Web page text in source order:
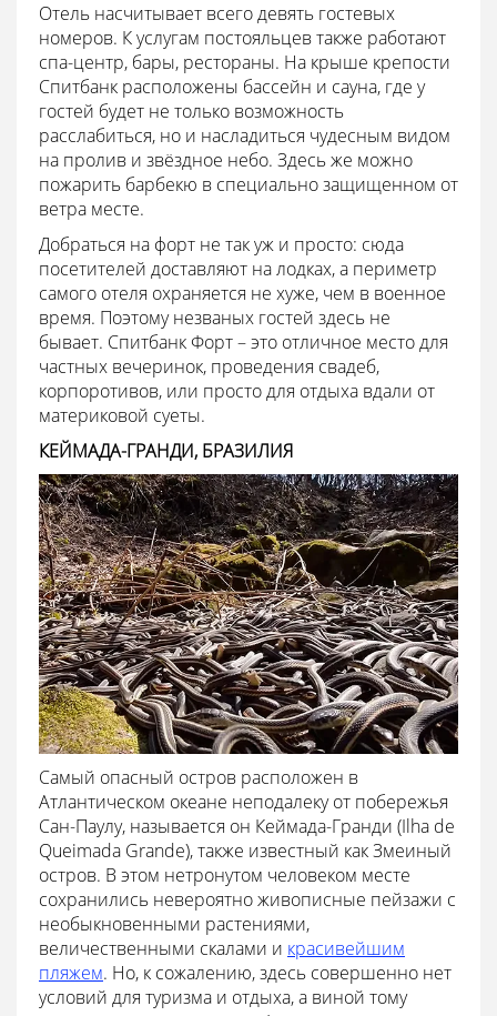
Отель насчитывает всего девять гостевых
номеров. К услугам постояльцев также работают
спа-центр, бары, рестораны. На крыше крепости
Спитбанк расположены бассейн и сауна, где у
гостей будет не только возможность
расслабиться, но и насладиться чудесным видом
на пролив и звёздное небо. Здесь же можно
пожарить барбекю в специально защищенном от
ветра месте.
Добраться на форт не так уж и просто: сюда
посетителей доставляют на лодках, а периметр
самого отеля охраняется не хуже, чем в военное
время. Поэтому незваных гостей здесь не
бывает. Спитбанк Форт – это отличное место для
частных вечеринок, проведения свадеб,
корпоротивов, или просто для отдыха вдали от
материковой суеты.
КЕЙМАДА-ГРАНДИ, БРАЗИЛИЯ
Самый опасный остров расположен в
Атлантическом океане неподалеку от побережья
Сан-Паулу, называется он Кеймада-Гранди (Ilha de
Queimada Grande), также известный как Змеиный
остров. В этом нетронутом человеком месте
сохранились невероятно живописные пейзажи с
необыкновенными растениями,
величественными скалами и красивейшим
пляжем. Но, к сожалению, здесь совершенно нет
условий для туризма и отдыха, а виной тому